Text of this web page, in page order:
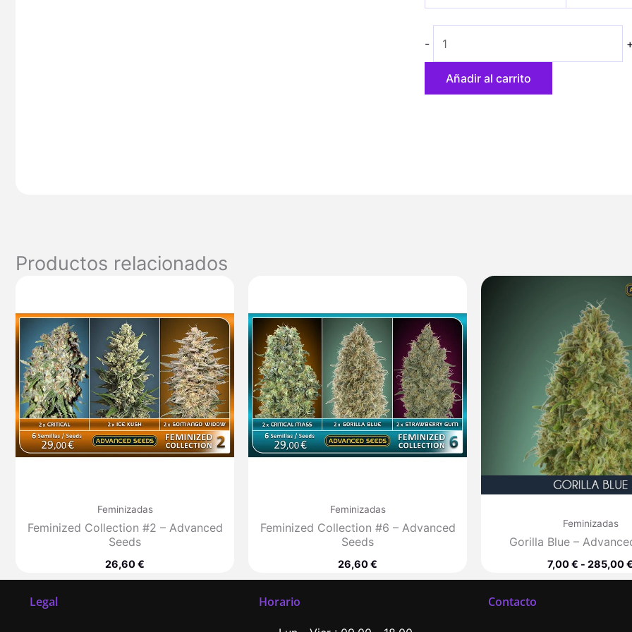
- +
Añadir al carrito
Productos relacionados
Feminizadas
Feminized Collection #2 – Advanced
Seeds
26,60€
Feminizadas
Feminized Collection #6 – Advanced
Seeds
26,60€
Feminizadas
Gorilla Blue –
7,00€ - 285,00€
Legal Horario Contacto